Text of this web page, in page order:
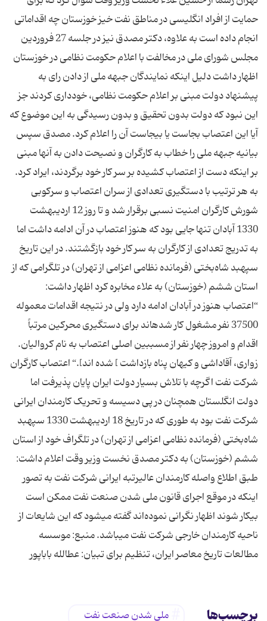
حمایت از افراد انگلیسی در مناطق نفت‏ خیز خوزستان چه اقداماتی
انجام داده است به علاوه، دکتر مصدق نیز در جلسه 27 فروردین
مجلس شورای ملی در مخالفت با اعلام حکومت نظامی در خوزستان
اظهار داشت دلیل اینکه نمایندگان جبهه ملی از دادن رای به
پیشنهاد دولت مبنی بر اعلام حکومت نظامی، خودداری کردند جز
این نبود که دولت بدون تحقیق و بدون رسیدگی به این موضوع که
آیا این اعتصاب بجاست یا بیجاست آن را اعلام کرد. مصدق سپس
بیانیه جبهه ملی را خطاب به کارگران و نصیحت دادن به آنها مبنی
بر اینکه دست از اعتصاب کشیده بر سر کار خود برگردند، ایراد کرد.
به هر ترتیب با دستگیری تعدادی از سران اعتصاب و سرکوبی
شورش کارگران امنیت نسبی برقرار شد و تا روز 12 اردیبهشت
1330 آبادان تنها جایی بود که هنوز اعتصاب در آن ادامه داشت اما
به تدریج تعدادی از کارگران به سر کار خود بازگشتند. در این تاریخ
سپهبد شاه‌‏بختی (فرمانده نظامی اعزامی از تهران) در تلگرامی که از
استان ششم (خوزستان) به علاء مخابره کرد اظهار داشت:
“اعتصاب هنوز در آبادان ادامه دارد ولی در نتیجه اقدامات معموله
37500 نفر مشغول کار شده‏اند برای دستگیری محرکین مرتباً
اقدام و امروز چهار نفر از مسببین اصلی اعتصاب به نام کروالیان.
زواری، آقاداشی و کیهان ‏پناه بازداشت ] شده ‏اند].“ اعتصاب کارگران
شرکت نفت اگرچه با تلاش بسیار دولت ایران پایان پذیرفت اما
دولت انگلستان همچنان در پی دسیسه و تحریک کارمندان ایرانی
شرکت نفت بود به طوری که در تاریخ 18 اردیبهشت 1330 سپهبد
شاه‌‏بختی (فرمانده نظامی اعزامی از تهران) در تلگراف خود از استان
ششم (خوزستان) به دکتر مصدق نخست ‏وزیر وقت اعلام داشت:
طبق اطلاع واصله کارمندان عالی‏رتبه ایرانی شرکت نفت به تصور
اینکه در موقع اجرای قانون ملی شدن صنعت نفت ممکن است
بیکار شوند اظهار نگرانی نموده‏‌اند گفته می‏شود که این شایعات از
ناحیه کارمندان خارجی شرکت نفت می‏باشد. منبع: موسسه
مطالعات تاریخ معاصر ایران، تنظیم برای تبیان: عطالله باباپور
برچسب‌ها ملی شدن صنعت نفت